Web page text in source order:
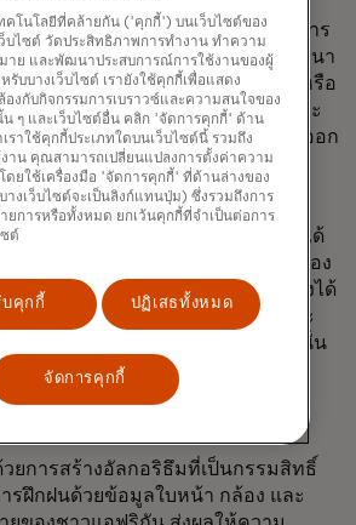
ID ได้ถูกนำไปใช้ในกระบวนการ
25 ประเทศในทวีปแอฟริกา ตั้งแต่กานา
สามารถถ่ายเซลฟี่ผ่านแอปพลิเคชันหรือ
ง่ายๆ เบื้องหลังการทำงาน SDK และ
ตรวจสอบใบหน้ากับบัตรประจำตัวที่ออก
มูลระดับชาติ เพื่อยืนยันตัวตนของ
นาที
ในช่วงแรกออกแบบระบบให้ทำงานได้
มีแบนด์วิดท์ต่ำและใช้งานร่วมกับกล้อง
ยัด เพื่อให้มั่นใจได้ว่าสามารถเข้าถึงได้
บภาคสนามกับนักเรียนในเคนยาและ
ามก้าวหน้าครั้งสำคัญประการหนึ่ง นั่น
ที่มีอยู่ ซึ่งส่วนใหญ่ฝึกฝนโดยใช้ชุด
ป็นศูนย์กลาง มักไม่สามารถตรวจจับ
นได้อย่างแม่นยำ
ยการสร้างอัลกอริธึมที่เป็นกรรมสิทธิ์
รฝึกฝนด้วยข้อมูลใบหน้า กล้อง และ
ทคโนโลยีที่คล้ายกัน ('คุกกี้') บนเว็บไซต์ของ
ว็บไซต์ วัดประสิทธิภาพการทำงาน ทำความ
มาย และพัฒนาประสบการณ์การใช้งานของผู้
รับบางเว็บไซต์ เรายังใช้คุกกี้เพื่อแสดง
งกับกิจกรรมการเบราวซ์และความสนใจของ
น ๆ และเว็บไซต์อื่น คลิก 'จัดการคุกกี้' ด้าน
เราใช้คุกกี้ประเภทใดบนเว็บไซต์นี้ รวมถึง
งาน คุณสามารถเปลี่ยนแปลงการตั้งค่าความ
ดยใช้เครื่องมือ 'จัดการคุกกี้' ที่ด้านล่างของ
งเว็บไซต์จะเป็นลิงก์แทนปุ่ม) ซึ่งรวมถึงการ
ยการหรือทั้งหมด ยกเว้นคุกกี้ที่จำเป็นต่อการ
ต์
คุกกี้ ปฏิเสธทั้งหมด
จัดการคุกกี้